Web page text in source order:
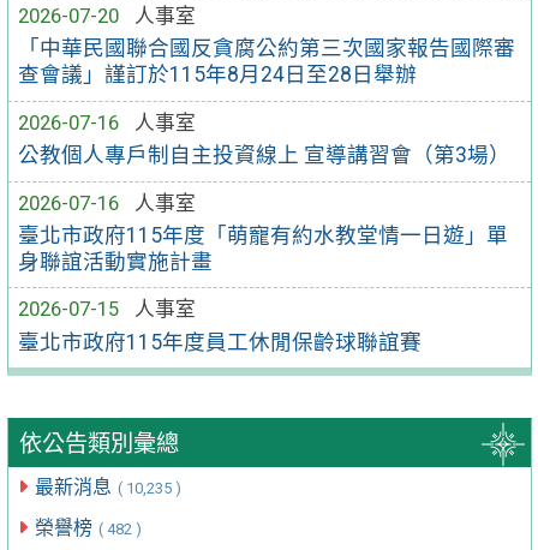
2026-07-20
人事室
「中華民國聯合國反貪腐公約第三次國家報告國際審
查會議」謹訂於115年8月24日至28日舉辦
2026-07-16
人事室
公教個人專戶制自主投資線上 宣導講習會（第3場）
2026-07-16
人事室
臺北市政府115年度「萌寵有約水教堂情一日遊」單
身聯誼活動實施計畫
2026-07-15
人事室
臺北市政府115年度員工休閒保齡球聯誼賽
依公告類別彙總
最新消息 ( 10,235 )
榮譽榜 ( 482 )